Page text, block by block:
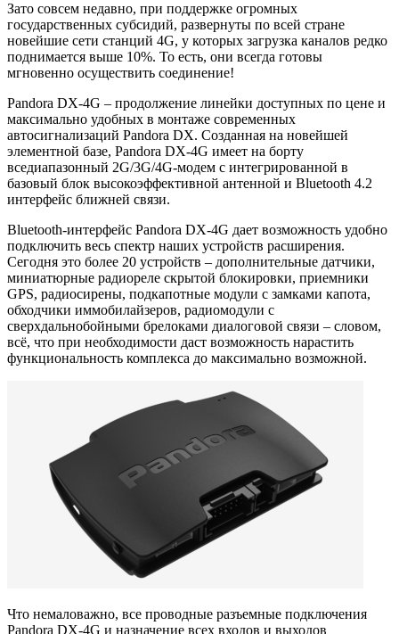
Зато совсем недавно, при поддержке огромных
государственных субсидий, развернуты по всей стране
новейшие сети станций 4G, у которых загрузка каналов редко
поднимается выше 10%. То есть, они всегда готовы
мгновенно осуществить соединение!
Pandora DX-4G – продолжение линейки доступных по цене и
максимально удобных в монтаже современных
автосигнализаций Pandora DX. Созданная на новейшей
элементной базе, Pandora DX-4G имеет на борту
вседиапазонный 2G/3G/4G-модем с интегрированной в
базовый блок высокоэффективной антенной и Bluetooth 4.2
интерфейс ближней связи.
Bluetooth-интерфейс Pandora DX-4G дает возможность удобно
подключить весь спектр наших устройств расширения.
Сегодня это более 20 устройств – дополнительные датчики,
миниатюрные радиореле скрытой блокировки, приемники
GPS, радиосирены, подкапотные модули с замками капота,
обходчики иммобилайзеров, радиомодули с
сверхдальнобойными брелоками диалоговой связи – словом,
всё, что при необходимости даст возможность нарастить
функциональность комплекса до максимально возможной.
Что немаловажно, все проводные разъемные подключения
Pandora DX-4G и назначение всех входов и выходов